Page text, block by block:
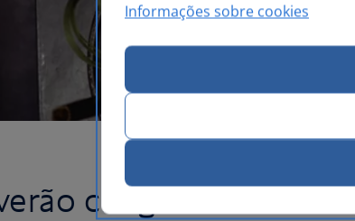
chegou a bordo
Informações sobre cookies